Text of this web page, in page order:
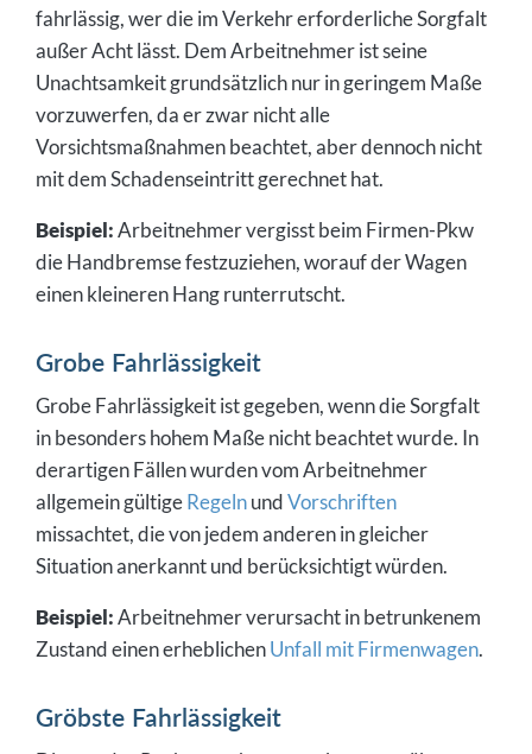
fahrlässig, wer die im Verkehr erforderliche Sorgfalt
außer Acht lässt. Dem Arbeitnehmer ist seine
Unachtsamkeit grundsätzlich nur in geringem Maße
vorzuwerfen, da er zwar nicht alle
Vorsichtsmaßnahmen beachtet, aber dennoch nicht
mit dem Schadenseintritt gerechnet hat.
Beispiel:Arbeitnehmer vergisst beim Firmen-Pkw
die Handbremse festzuziehen, worauf der Wagen
einen kleineren Hang runterrutscht.
Grobe Fahrlässigkeit
Grobe Fahrlässigkeit ist gegeben, wenn die Sorgfalt
in besonders hohem Maße nicht beachtet wurde. In
derartigen Fällen wurden vom Arbeitnehmer
allgemein gültigeRegelnundVorschriften
missachtet, die von jedem anderen in gleicher
Situation anerkannt und berücksichtigt würden.
Beispiel:Arbeitnehmer verursacht in betrunkenem
Zustand einen erheblichenUnfall mit Firmenwagen.
Gröbste Fahrlässigkeit